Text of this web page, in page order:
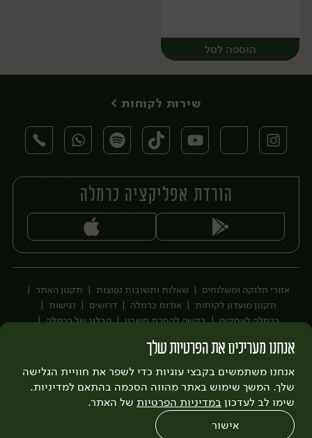
הוספה לסל
יח׳
אנחנו מעריכים את הפרטיות שלך
אנחנו משתמשים בקבצי עוגיות כדי לשפר את חוויית הגלישה
שלך. המשך שימוש באתר מהווה הסכמה בהתאם למדיניות.
שימו לב לעדכון במדיניות הפרטיות של האתר.
אישור
שירות לקוחות >
הורדת אפליקציה כרמלה
אזורי חלוקה ומשלוחים שאלות ותשובות נפוצות
תקנון האתר
תקנון מועדון לקוחות
אודות כרמלה דרושים
נגישות
כרמלה לעסקים
בקשה להסרת חשבון
הבלוג של כרמלה
עיצוב:3bearsפיתוח:Quatro